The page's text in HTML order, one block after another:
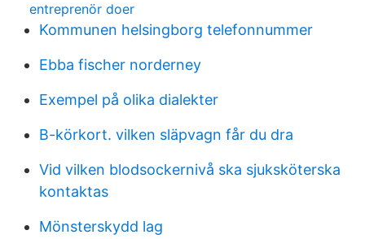
entreprenör doer
Kommunen helsingborg telefonnummer
Ebba fischer norderney
Exempel på olika dialekter
B-körkort. vilken släpvagn får du dra
Vid vilken blodsockernivå ska sjuksköterska
kontaktas
Mönsterskydd lag